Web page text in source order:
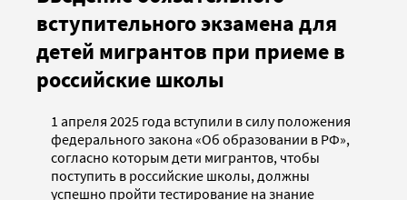
вступительного экзамена для
детей мигрантов при приеме в
российские школы
1 апреля 2025 года вступили в силу положения
федерального закона «Об образовании в РФ»,
согласно которым дети мигрантов, чтобы
поступить в российские школы, должны
успешно пройти тестирование на знание